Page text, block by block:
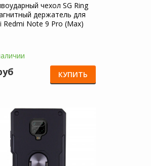
чехол SG Ring
держатель для
Redmi Note 9 Pro (Max)
КУПИТЬ